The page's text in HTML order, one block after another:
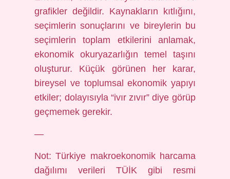
grafikler değildir. Kaynakların kıtlığını,
seçimlerin sonuçlarını ve bireylerin bu
seçimlerin toplam etkilerini anlamak,
ekonomik okuryazarlığın temel taşını
oluşturur. Küçük görünen her karar,
bireysel ve toplumsal ekonomik yapıyı
etkiler; dolayısıyla “ivır zıvır” diye görüp
geçmemek gerekir.
—
Not: Türkiye makroekonomik harcama
dağılımı verileri TÜİK gibi resmi